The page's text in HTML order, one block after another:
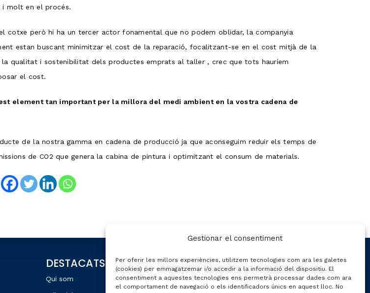
Gestionar el consentiment
Per oferir les millors experiències, utilitzem tecnologies com ara les galetes
(cookies) per emmagatzemar i/o accedir a la informació del dispositiu. El
consentiment a aquestes tecnologies ens permetrà processar dades com ara
el comportament de navegació o els identificadors únics en aquest lloc. No
i molt en el procés.
cotxe però hi ha un tercer actor fonamental que no podem oblidar, la companyia
estan buscant minimitzar el cost de la reparació, focalitzant-se en el cost mitjà de la
qualitat i sostenibilitat dels productes emprats al taller , crec que tots hauríem
el cost.
element tan important per la millora del medi ambient en la vostra cadena de
de la nostra gamma en cadena de producció ja que aconseguim reduir els temps de
de CO2 que genera la cabina de pintura i optimitzant el consum de materials.
DESTACATS
Qui som
CONTACTE